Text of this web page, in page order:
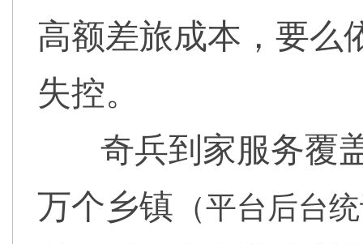
高额差旅成本，要么
失控。
奇兵到家服务覆
万个乡镇 （平台后台